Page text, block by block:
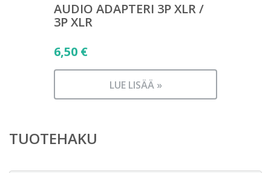
AUDIO ADAPTERI 3P XLR /
3P XLR
6,50 €
LUE LISÄÄ »
TUOTEHAKU